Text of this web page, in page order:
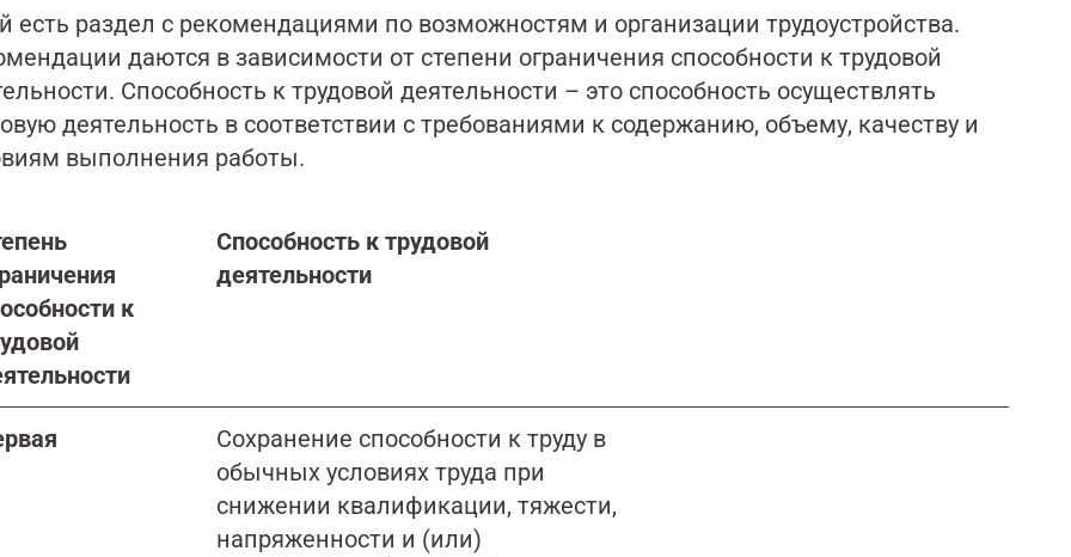
есть раздел с рекомендациями по возможностям и организации трудоустройства.
даются в зависимости от степени ограничения способности к трудовой
Способность к трудовой деятельности – это способность осуществлять
деятельность в соответствии с требованиями к содержанию, объему, качеству и
выполнения работы.
к
Способность к трудовой
деятельности
Сохранение способности к труду в
обычных условиях труда при
снижении квалификации, тяжести,
напряженности и (или)